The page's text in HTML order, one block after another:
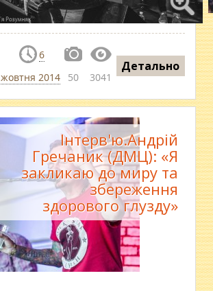
6
жовтня 2014
50 3041
Детально
Інтерв'ю.Андрій
Гречаник (ДМЦ): «Я
закликаю до миру та
збереження
здорового глузду»